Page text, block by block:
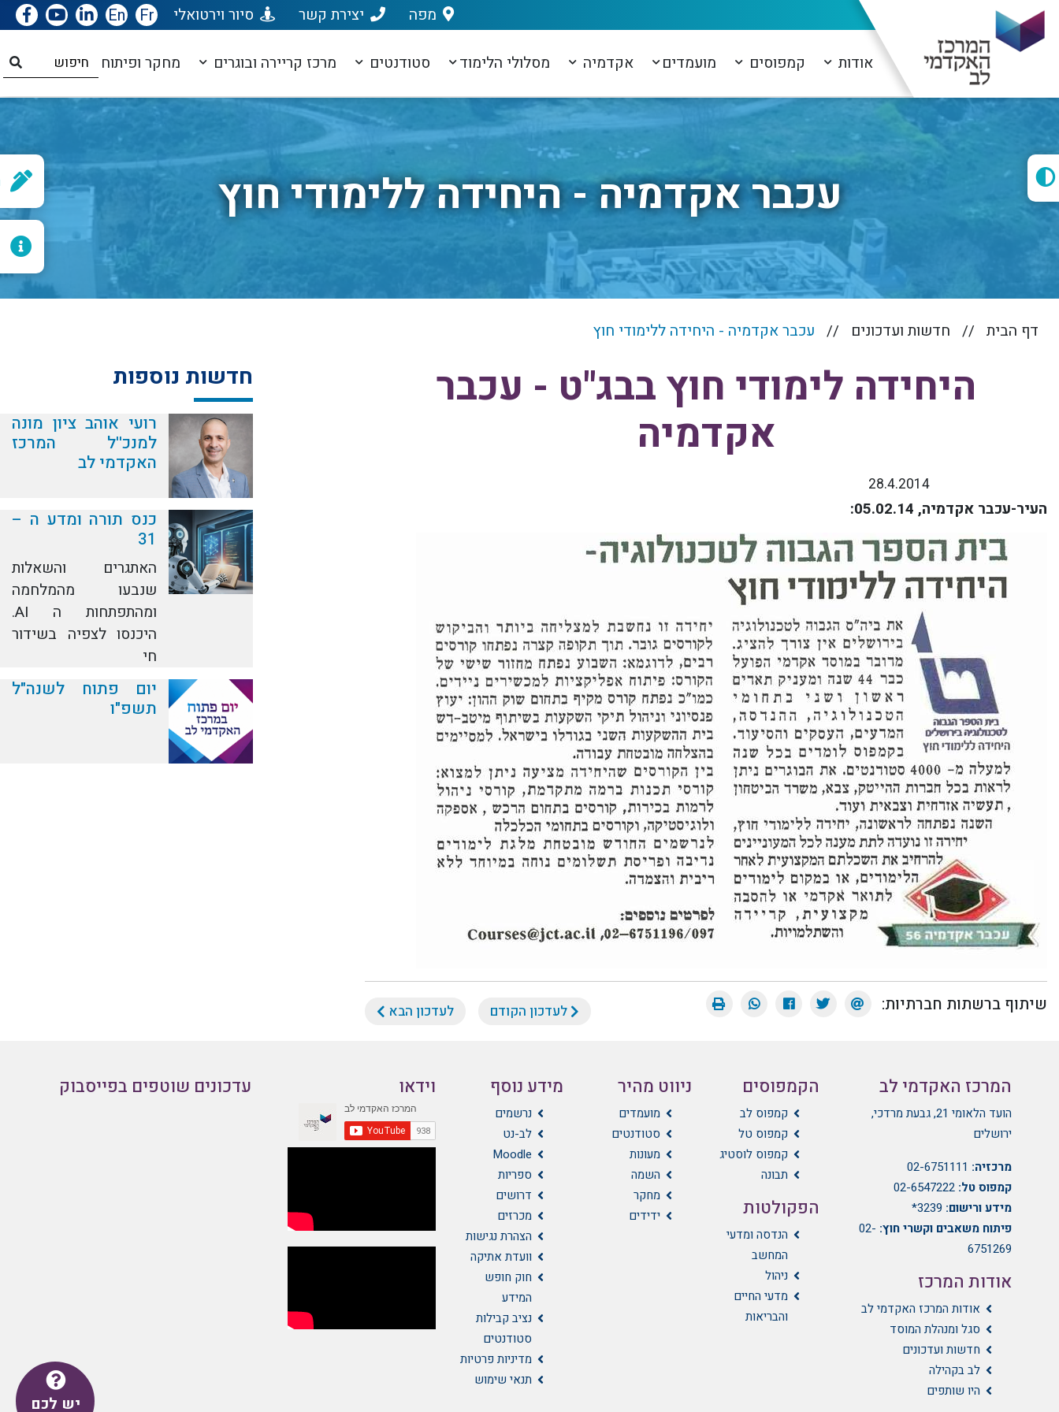
מפה יצירת קשר סיור וירטואלי Fr
En
אודות קמפוסים מועמדים אקדמיה מסלולי הלימוד סטודנטים מרכז קריירה ובוגרים מחקר ופיתוח
יש לכם
עכבר אקדמיה - היחידה ללימודי חוץ
דף הבית חדשות ועדכונים עכבר אקדמיה - היחידה ללימודי חוץ
היחידה לימודי חוץ בבג"ט - עכבר
אקדמיה
28.4.2014
העיר-עכבר אקדמיה, 05.02.14 :
שיתוף ברשתות חברתיות: לעדכון הקודם לעדכון הבא
חדשות נוספות
רועי אוהב ציון מונה
למנכ''ל המרכז
האקדמי לב
כנס תורה ומדע ה –
31
האתגרים והשאלות
שנבעו מהמלחמה
ומהתפתחות ה AI.
היכנסו לצפיה בשידור
חי
יום פתוח לשנה"ל
תשפ"ו
המרכז האקדמי לב
הועד הלאומי 21, גבעת מרדכי,
ירושלים
מרכזיה: 02-6751111
קמפוס טל: 02-6547222
מידע ורישום: 3239*
פיתוח משאבים וקשרי חוץ: 02-
6751269
אודות המרכז
אודות המרכז האקדמי לב
סגל ומנהלת המוסד
חדשות ועדכונים
לב בקהילה
היו שותפים
הקמפוסים
קמפוס לב
קמפוס טל
קמפוס לוסטיג
תבונה
הפקולטות
הנדסה ומדעי
המחשב
ניהול
מדעי החיים
והבריאות
ניווט מהיר
מועמדים
סטודנטים
מעונות
השמה
מחקר
ידידים
מידע נוסף
נרשמים
לב-נט
Moodle
ספריות
דרושים
מכרזים
הצהרת נגישות
וועדת אתיקה
חוק חופש
המידע
נציב קבילות
סטודנטים
מדיניות פרטיות
תנאי שימוש
וידאו עדכונים שוטפים בפייסבוק